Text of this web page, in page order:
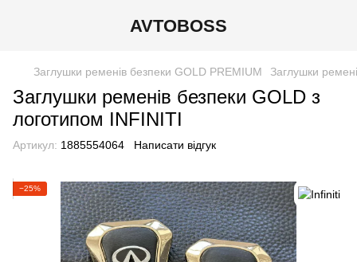
AVTOBOSS
Заглушки ременів безпеки GOLD PREMIUM Заглушки
Заглушки ременів безпеки GOLD з
логотипом INFINITI
Артикул: 1885554064 Написати відгук
−25%